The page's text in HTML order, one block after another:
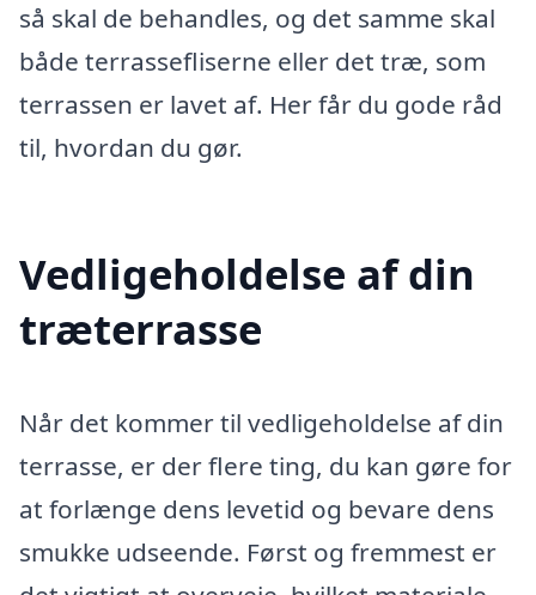
så skal de behandles, og det samme skal
både terrassefliserne eller det træ, som
terrassen er lavet af. Her får du gode råd
til, hvordan du gør.
Vedligeholdelse af din
træterrasse
Når det kommer til vedligeholdelse af din
terrasse, er der flere ting, du kan gøre for
at forlænge dens levetid og bevare dens
smukke udseende. Først og fremmest er